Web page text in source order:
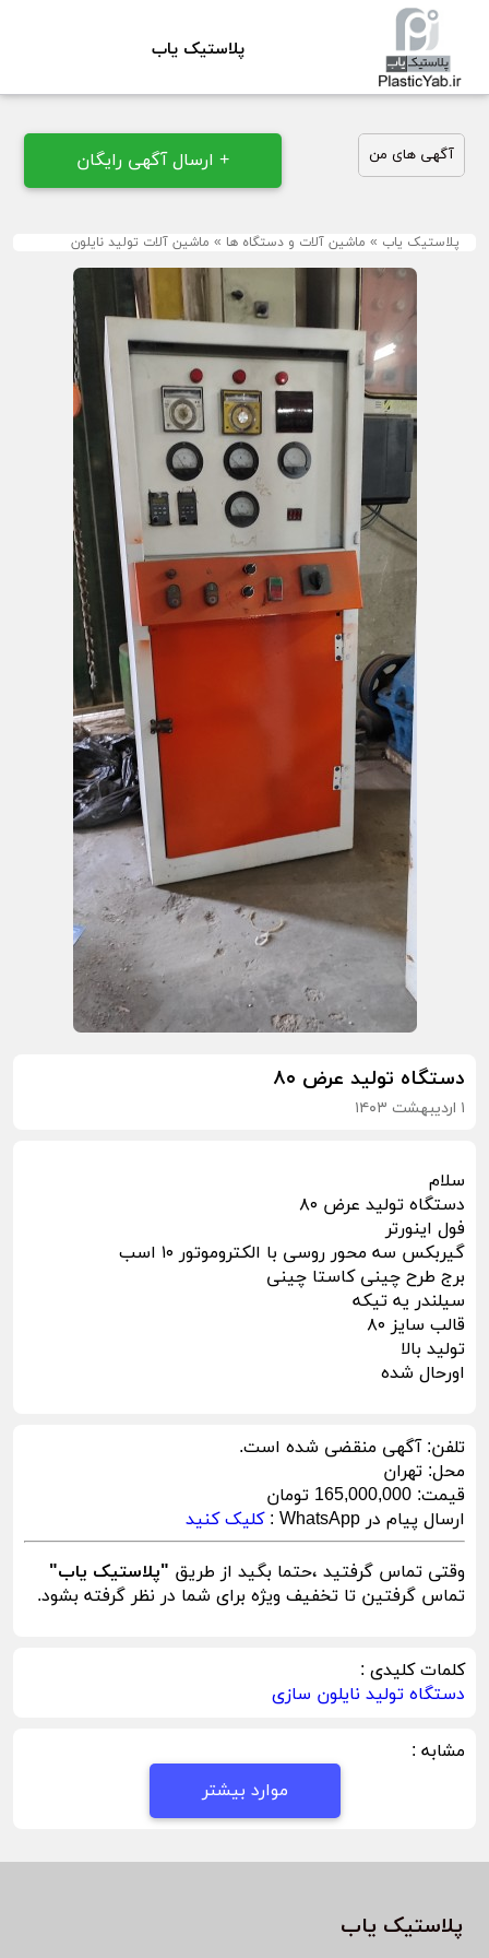
پلاستیک یاب
آگهی های من + ارسال آگهی رایگان
پلاستیک یاب » ماشین آلات و دستگاه ها » ماشین آلات تولید نایلون
دستگاه تولید عرض ۸۰
۱ اردیبهشت ۱۴۰۳
سلام
دستگاه تولید عرض ۸۰
فول اینورتر
گیربکس سه محور روسی با الکترو‌موتور ۱۰ اسب
برج طرح چینی کاستا چینی
سیلندر یه تیکه
قالب سایز ۸۰
تولید بالا
اورحال شده
تلفن:آگهی منقضی شده است.
محل: تهران
قیمت: 165,000,000 تومان
ارسال پیام در WhatsApp :
کلیک کنید
وقتی تماس گرفتید ،حتما بگید از طریق "پلاستیک یاب"
تماس گرفتین تا تخفیف ویژه برای شما در نظر گرفته بشود.
کلمات کلیدی :
دستگاه تولید نایلون سازی
مشابه :
موارد بیشتر
پلاستیک یاب